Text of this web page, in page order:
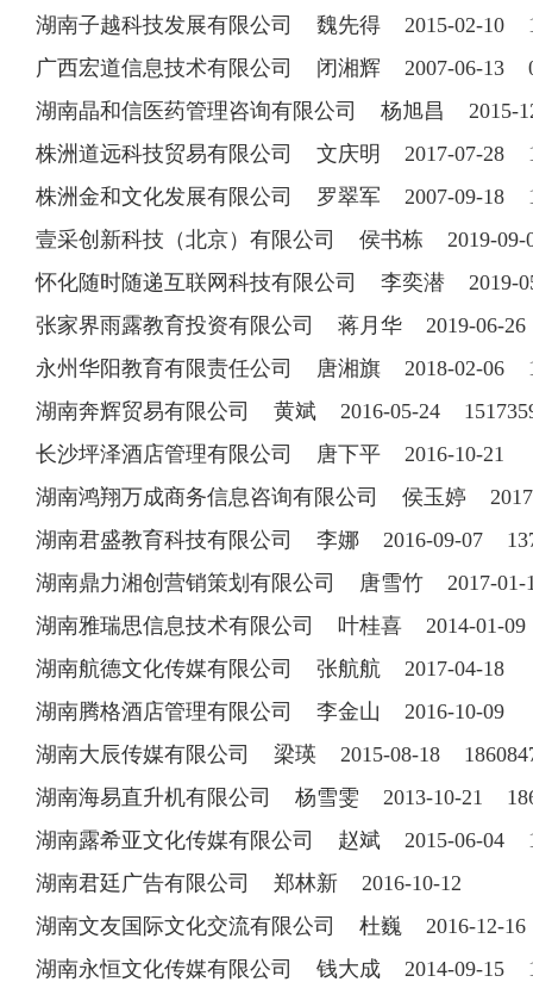
湖南子越科技发展有限公司 魏先得 2015-02-10
广西宏道信息技术有限公司 闭湘辉 2007-06-13
湖南晶和信医药管理咨询有限公司 杨旭昌
株洲道远科技贸易有限公司 文庆明 2017-07-28
株洲金和文化发展有限公司 罗翠军 2007-09-18
壹采创新科技（北京）有限公司 侯书栋 2019-
怀化随时随递互联网科技有限公司 李奕潜
张家界雨露教育投资有限公司 蒋月华 2019-06-
永州华阳教育有限责任公司 唐湘旗 2018-02-06
湖南奔辉贸易有限公司 黄斌 2016-05-24
长沙坪泽酒店管理有限公司 唐下平 2016-10-21
湖南鸿翔万成商务信息咨询有限公司 侯玉婷
湖南君盛教育科技有限公司 李娜 2016-09-07
湖南鼎力湘创营销策划有限公司 唐雪竹 2017-
湖南雅瑞思信息技术有限公司 叶桂喜 2014-01-
湖南航德文化传媒有限公司 张航航 2017-04-18
湖南腾格酒店管理有限公司 李金山 2016-10-09
湖南大辰传媒有限公司 梁瑛 2015-08-18
湖南海易直升机有限公司 杨雪雯 2013-10-21
湖南露希亚文化传媒有限公司 赵斌 2015-06-04
湖南君廷广告有限公司 郑林新 2016-10-12
湖南文友国际文化交流有限公司 杜巍 2016-12-
湖南永恒文化传媒有限公司 钱大成 2014-09-15